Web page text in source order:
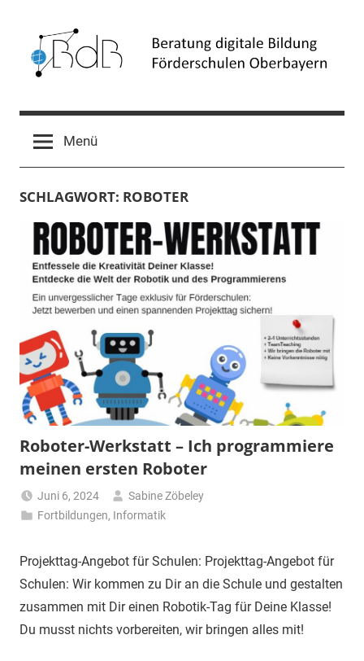
springen
Beratung
digitale
Bildung
(BdB)
Menü
SCHLAGWORT: ROBOTER
Roboter-Werkstatt – Ich programmiere
meinen ersten Roboter
Juni 6, 2024
Sabine Zöbeley
Fortbildungen, Informatik
Projekttag-Angebot für Schulen: Projekttag-Angebot für
Schulen: Wir kommen zu Dir an die Schule und gestalten
zusammen mit Dir einen Robotik-Tag für Deine Klasse!
Du musst nichts vorbereiten, wir bringen alles mit!